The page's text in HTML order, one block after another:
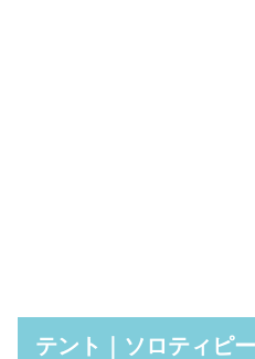
テント｜ソロティピ